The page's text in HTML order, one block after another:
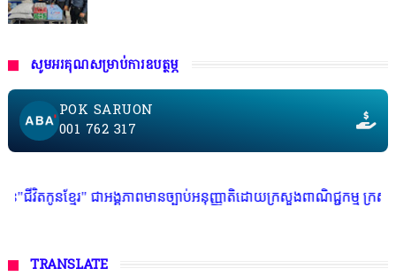
សូមអរគុណសម្រាប់ការឧបត្ថម្ភ
POK SARUON
001 762 317
ាអង្គភាពមានច្បាប់អនុញ្ញាតិដោយក្រសួងពាណិជ្ជកម្ម ក្រសួងការងារ ក្រសួង
TRANSLATE